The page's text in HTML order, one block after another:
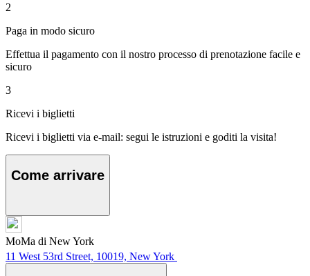
2
Paga in modo sicuro
Effettua il pagamento con il nostro processo di prenotazione facile e
sicuro
3
Ricevi i biglietti
Ricevi i biglietti via e-mail: segui le istruzioni e goditi la visita!
Come arrivare
MoMa di New York
11 West 53rd Street, 10019, New York